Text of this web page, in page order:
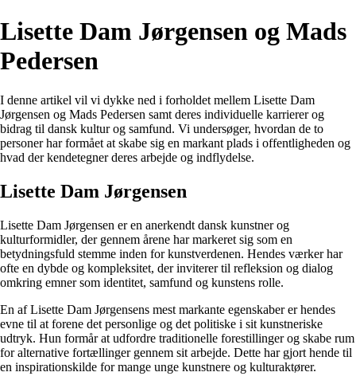
Lisette Dam Jørgensen og Mads
Pedersen
I denne artikel vil vi dykke ned i forholdet mellem Lisette Dam
Jørgensen og Mads Pedersen samt deres individuelle karrierer og
bidrag til dansk kultur og samfund. Vi undersøger, hvordan de to
personer har formået at skabe sig en markant plads i offentligheden og
hvad der kendetegner deres arbejde og indflydelse.
Lisette Dam Jørgensen
Lisette Dam Jørgensen er en anerkendt dansk kunstner og
kulturformidler, der gennem årene har markeret sig som en
betydningsfuld stemme inden for kunstverdenen. Hendes værker har
ofte en dybde og kompleksitet, der inviterer til refleksion og dialog
omkring emner som identitet, samfund og kunstens rolle.
En af Lisette Dam Jørgensens mest markante egenskaber er hendes
evne til at forene det personlige og det politiske i sit kunstneriske
udtryk. Hun formår at udfordre traditionelle forestillinger og skabe rum
for alternative fortællinger gennem sit arbejde. Dette har gjort hende til
en inspirationskilde for mange unge kunstnere og kulturaktører.